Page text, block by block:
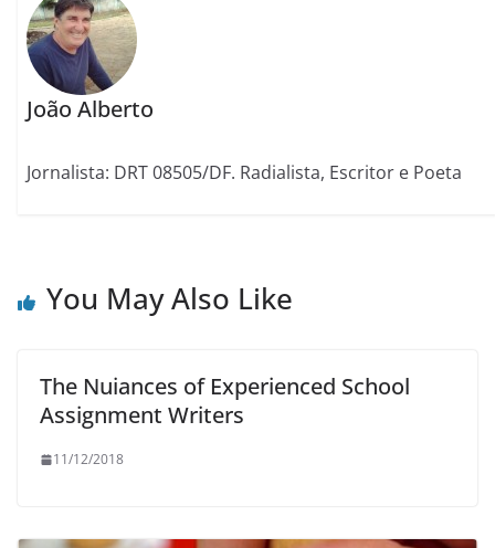
João Alberto
Jornalista: DRT 08505/DF. Radialista, Escritor e Poeta
You May Also Like
The Nuiances of Experienced School
Assignment Writers
11/12/2018